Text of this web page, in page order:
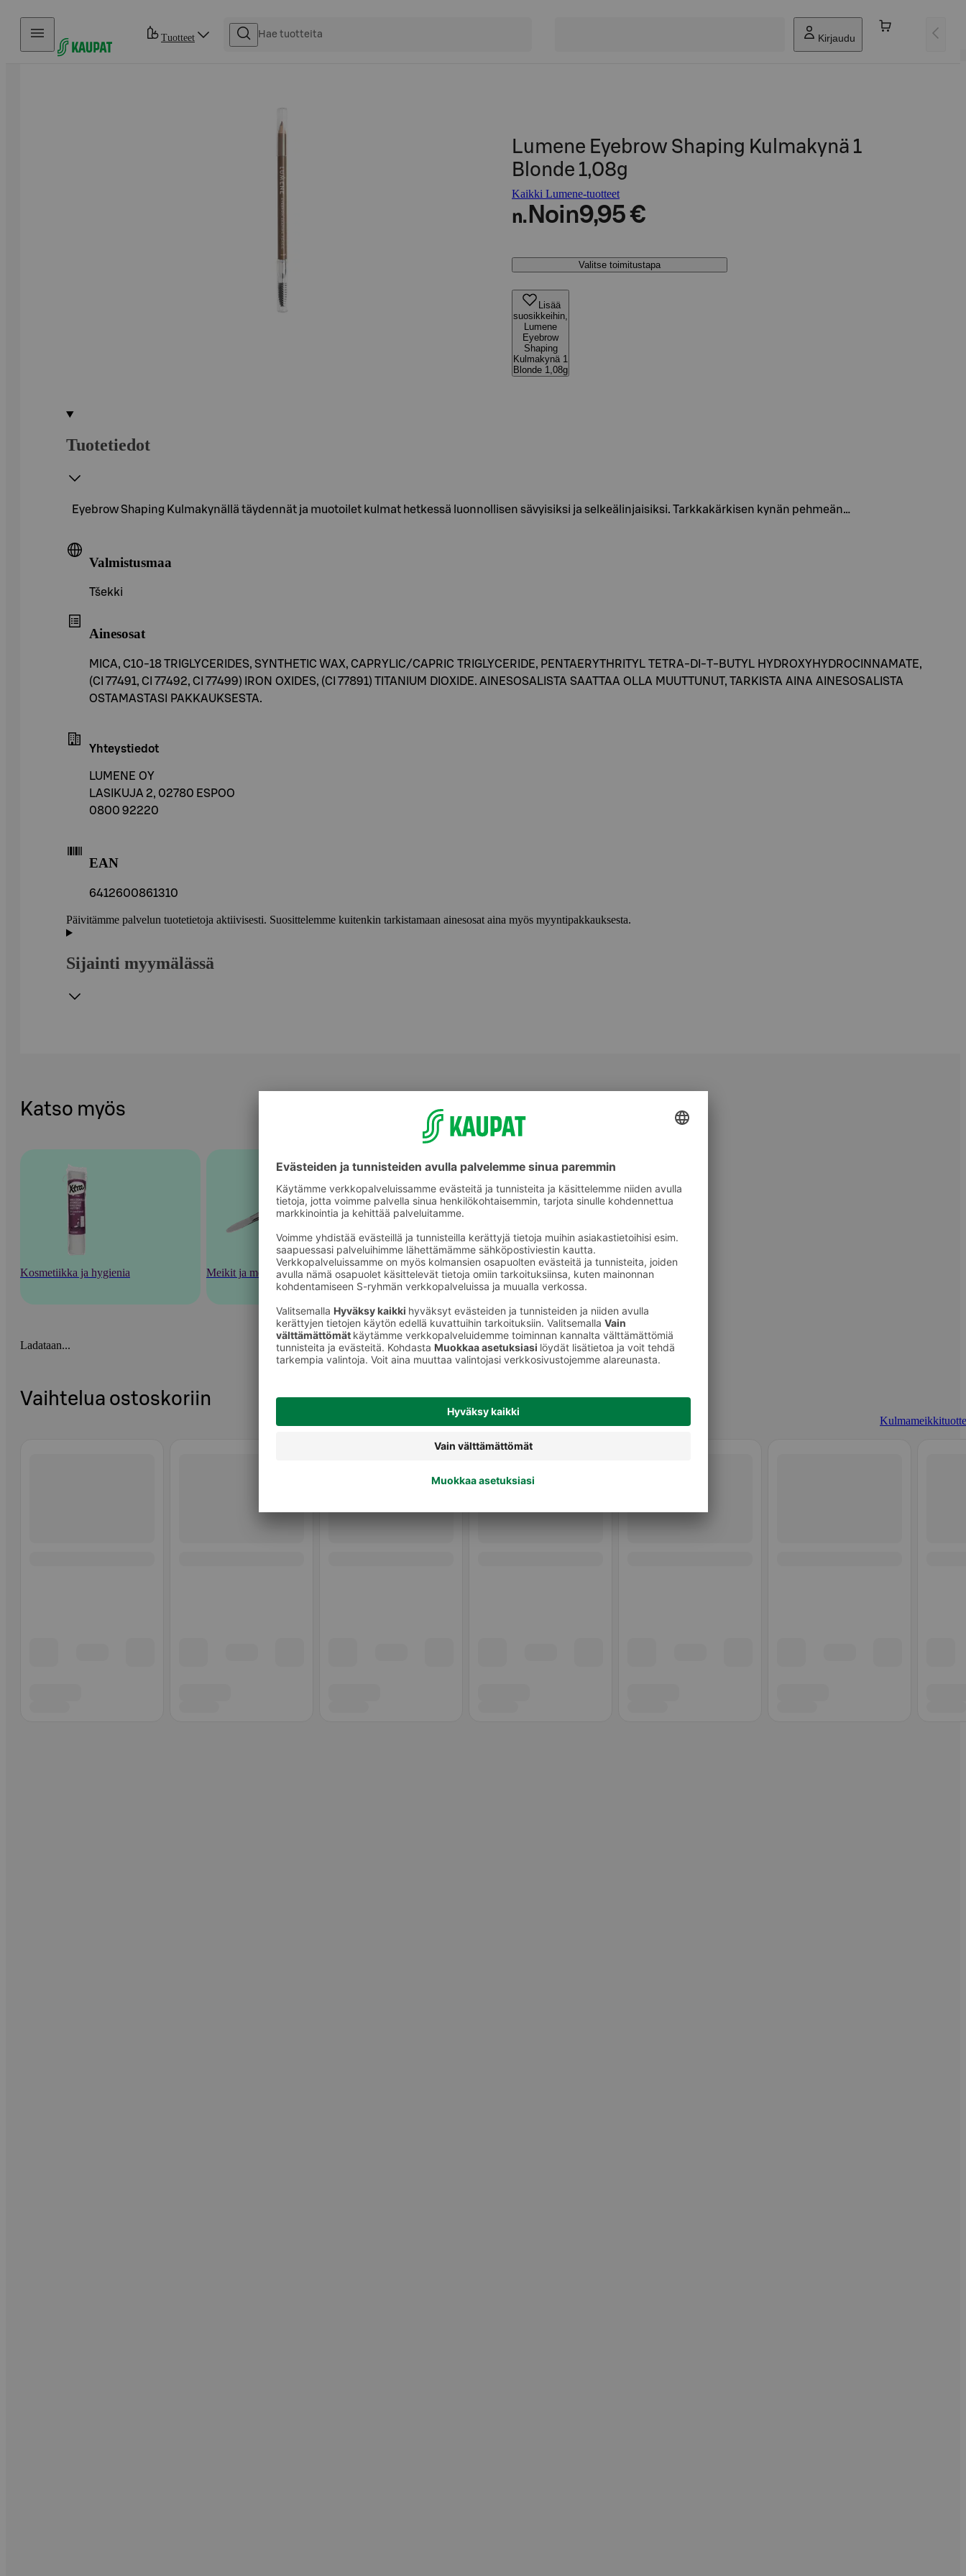
Hyppää sisältöön
Tuotteet Kirjaudu
Lumene Eyebrow Shaping Kulmakynä 1
Blonde 1,08g
Kaikki Lumene-tuotteet
n. Noin9,95 €
Valitse toimitustapa
Lisää
suosikkeihin,
Lumene
Eyebrow
Shaping
Kulmakynä 1
Blonde 1,08g
Tuotetiedot
Eyebrow Shaping Kulmakynällä täydennät ja muotoilet kulmat hetkessä luonnollisen sävyisiksi ja selkeälinjaisiksi. Tarkkakärkisen kynän pehmeän…
Valmistusmaa
Tšekki
Ainesosat
MICA, C10-18 TRIGLYCERIDES, SYNTHETIC WAX, CAPRYLIC/CAPRIC TRIGLYCERIDE, PENTAERYTHRITYL TETRA-DI-T-BUTYL HYDROXYHYDROCINNAMATE,
(CI 77491, CI 77492, CI 77499) IRON OXIDES, (CI 77891) TITANIUM DIOXIDE. AINESOSALISTA SAATTAA OLLA MUUTTUNUT, TARKISTA AINA AINESOSALISTA
OSTAMASTASI PAKKAUKSESTA.
Yhteystiedot
LUMENE OY
LASIKUJA 2, 02780 ESPOO
0800 92220
EAN
6412600861310
Päivitämme palvelun tuotetietoja aktiivisesti. Suosittelemme kuitenkin tarkistamaan ainesosat aina myös myyntipakkauksesta.
Sijainti myymälässä
Katso myös
Kosmetiikka ja hygienia Meikit ja meikkaustarvikkeet Kulmameikkituotteet
Ladataan...
Vaihtelua ostoskoriin